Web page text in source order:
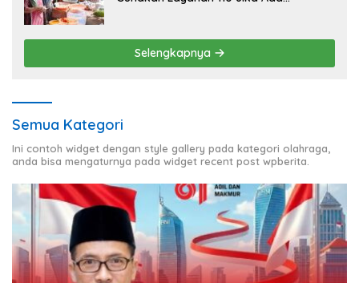
Selengkapnya
Semua Kategori
Ini contoh widget dengan style gallery pada kategori olahraga,
anda bisa mengaturnya pada widget recent post wpberita.